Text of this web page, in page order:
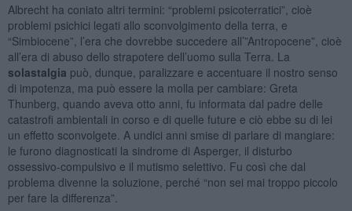
Albrecht ha coniato altri termini: “problemi psicoterratici”, cioè
problemi psichici legati allo sconvolgimento della terra, e
“Simbiocene”, l’era che dovrebbe succedere all’”Antropocene”, cioè
all’era di abuso dello strapotere dell’uomo sulla Terra. La
solastalgia può, dunque, paralizzare e accentuare il nostro senso
di impotenza, ma può essere la molla per cambiare: Greta
Thunberg, quando aveva otto anni, fu informata dal padre delle
catastrofi ambientali in corso e di quelle future e ciò ebbe su di lei
un effetto sconvolgete. A undici anni smise di parlare di mangiare:
le furono diagnosticati la sindrome di Asperger, il disturbo
ossessivo-compulsivo e il mutismo selettivo. Fu così che dal
problema divenne la soluzione, perché “non sei mai troppo piccolo
per fare la differenza”.